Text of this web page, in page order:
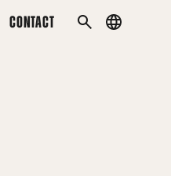
CONTACT
SEARCHCountry